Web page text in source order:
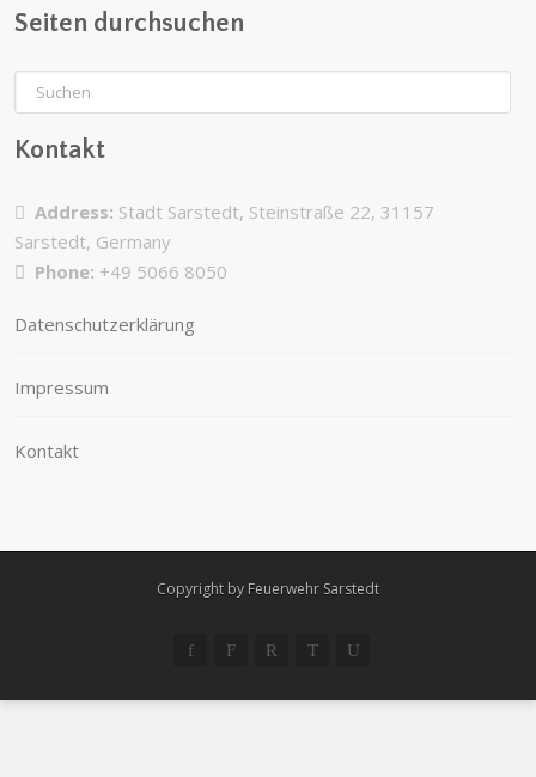
Seiten durchsuchen
Kontakt
Address: Stadt Sarstedt, Steinstraße 22, 31157
Sarstedt, Germany
Phone: +49 5066 8050
Datenschutzerklärung
Impressum
Kontakt
Copyright by Feuerwehr Sarstedt